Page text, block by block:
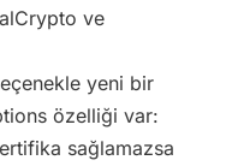
ve
yeni bir
özelliği var:
sağlamazsa